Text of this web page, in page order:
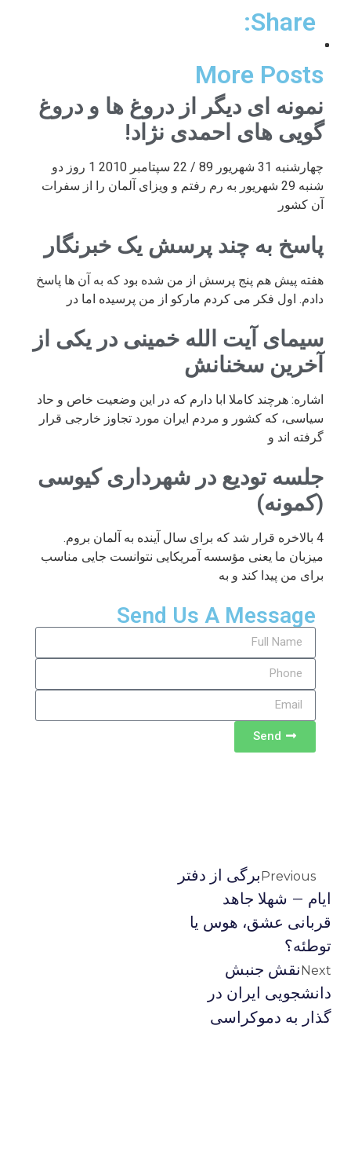
Share:
More Posts
نمونه ای دیگر از دروغ ها و دروغ
گویی های احمدی نژاد!
چهارشنبه 31 شهریور 89 / 22 سپتامبر 2010 1 روز دو
شنبه 29 شهریور به رم رفتم و ویزای آلمان را از سفرات
آن کشور
پاسخ به چند پرسش یک خبرنگار
هفته پیش هم پنج پرسش از من شده بود که به آن ها پاسخ
دادم. اول فکر می کردم مارکو از من پرسیده اما در
سیمای آیت الله خمینی در یکی از
آخرین سخنانش
اشاره: هرچند کاملا ابا دارم که در این وضعیت خاص و حاد
سیاسی، که کشور و مردم ایران مورد تجاوز خارجی قرار
گرفته اند و
جلسه تودیع در شهرداری کیوسی
(کمونه)
4 بالاخره قرار شد که برای سال آینده به آلمان بروم.
میزبان ما یعنی مؤسسه آمریکایی نتوانست جایی مناسب
برای من پیدا کند و به
Send Us A Message
Send
Previousبرگی از دفتر
ایام – شهلا جاهد
قربانی عشق، هوس یا
توطئه؟
Nextنقش جنبش
دانشجویی ایران در
گذار به دموکراسی